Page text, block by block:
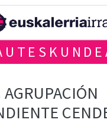
AGRUPACIÓN